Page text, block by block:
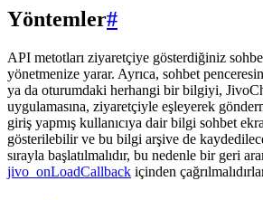
Yöntemler#
API metotları ziyaretçiye gösterdiğiniz
yönetmenize yarar. Ayrıca, sohbet
ya da oturumdaki herhangi bir bilgiyi,
uygulamasına, ziyaretçiyle eşleyerek
giriş yapmış kullanıcıya dair bilgi sohbet
gösterilebilir ve bu bilgi arşive de
sırayla başlatılmalıdır, bu nedenle bir geri
jivo_onLoadCallback içinden